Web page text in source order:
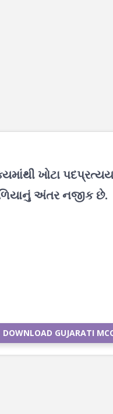
ખોટા પદપ્રત્યય
અંતર નજીક છે.
DOWNLOAD GUJARATI